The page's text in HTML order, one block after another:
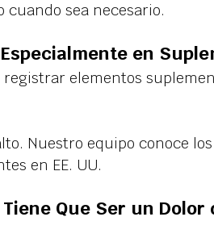
sea necesario.
en
elementos
Nuestro equipo conoce
en EE. UU.
Que Ser un Dolor